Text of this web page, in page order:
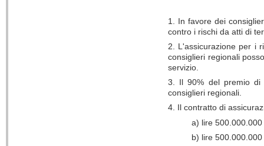
1. In favore dei
contro i rischi da atti di
2. L'assicurazione per i
consiglieri regionali
servizio.
3. Il 90% del premio di
consiglieri regionali.
4. Il contratto di
a) lire
b) lire